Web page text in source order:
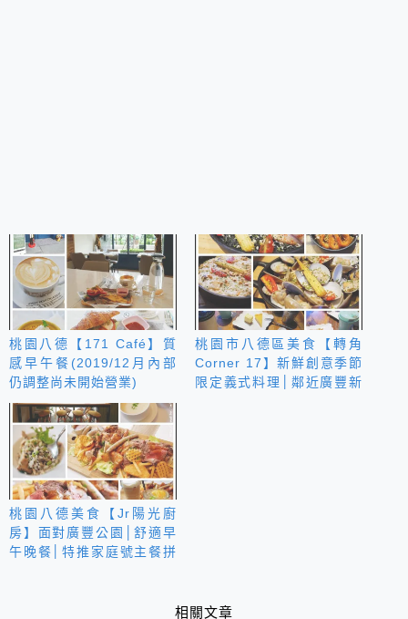
桃園八德【171 Café】質
感早午餐(2019/12月內部
仍調整尚未開始營業)
桃園市八德區美食【轉角
Corner 17】新鮮創意季節
限定義式料理│鄰近廣豐新
桃園八德美食【Jr陽光廚
房】面對廣豐公園│舒適早
午晚餐│特推家庭號主餐拼
相關文章